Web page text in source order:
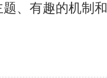
、有趣的机制